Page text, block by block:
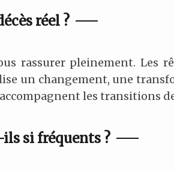
réel ?
rassurer pleinement. Les
un changement, une
les transitions
si fréquents ?